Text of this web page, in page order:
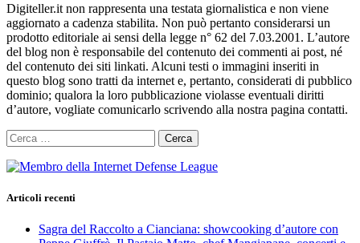
Digiteller.it non rappresenta una testata giornalistica e non viene
aggiornato a cadenza stabilita. Non può pertanto considerarsi un
prodotto editoriale ai sensi della legge n° 62 del 7.03.2001. L’autore
del blog non è responsabile del contenuto dei commenti ai post, né
del contenuto dei siti linkati. Alcuni testi o immagini inseriti in
questo blog sono tratti da internet e, pertanto, considerati di pubblico
dominio; qualora la loro pubblicazione violasse eventuali diritti
d’autore, vogliate comunicarlo scrivendo alla nostra pagina contatti.
Ricerca
per:
Articoli recenti
Sagra del Raccolto a Cianciana: showcooking d’autore con